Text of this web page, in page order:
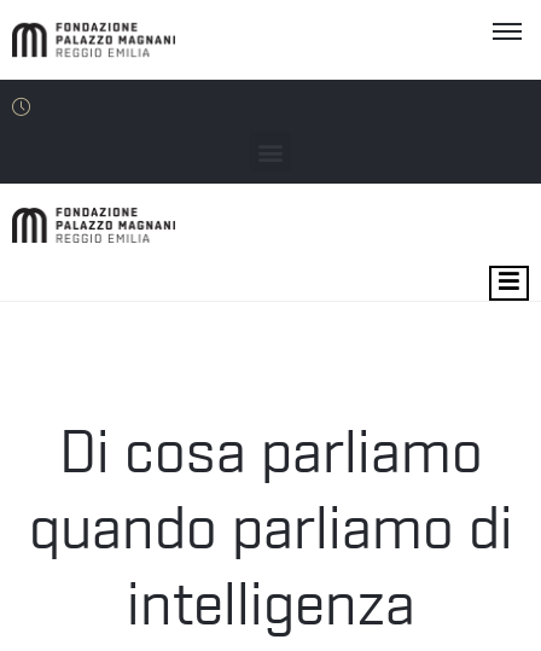
Di cosa parliamo
quando parliamo di
intelligenza